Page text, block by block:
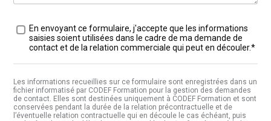
Traitement des données *
En envoyant ce formulaire, j'accepte que les informations
saisies soient utilisées dans le cadre de ma demande de
contact et de la relation commerciale qui peut en découler.*
Les informations recueillies sur ce formulaire sont enregistrées dans un
fichier informatisé par CODEF Formation pour la gestion des demandes
de contact. Elles sont destinées uniquement à CODEF Formation et sont
conservées pendant la durée de la relation précontractuelle et de
l’éventuelle relation contractuelle qui en découle le cas échéant, puis